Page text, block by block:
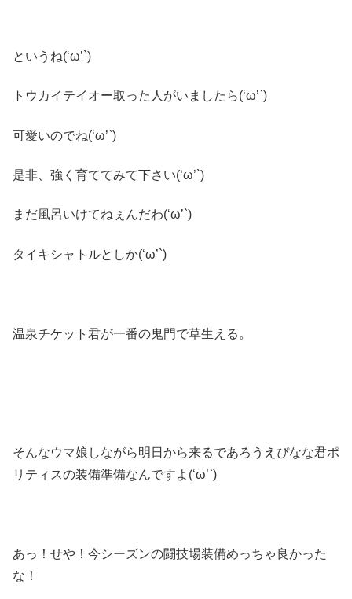
というね(‘ω’`)
トウカイテイオー取った人がいましたら(‘ω’`)
可愛いのでね(‘ω’`)
是非、強く育ててみて下さい(‘ω’`)
まだ風呂いけてねぇんだわ(‘ω’`)
タイキシャトルとしか(‘ω’`)
温泉チケット君が一番の鬼門で草生える。
そんなウマ娘しながら明日から来るであろうえぴなな君ポ
リティスの装備準備なんですよ(‘ω’`)
あっ！せや！今シーズンの闘技場装備めっちゃ良かった
な！